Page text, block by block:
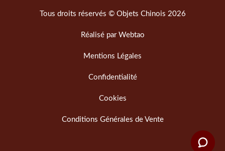
Tous droits réservés © Objets Chinois 2026
Réalisé par Webtao
Mentions Légales
Confidentialité
Cookies
Conditions Générales de Vente